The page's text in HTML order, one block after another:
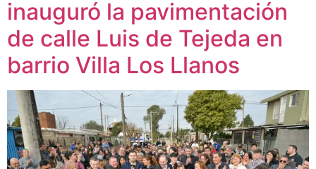
inauguró la pavimentación
de calle Luis de Tejeda en
barrio Villa Los Llanos